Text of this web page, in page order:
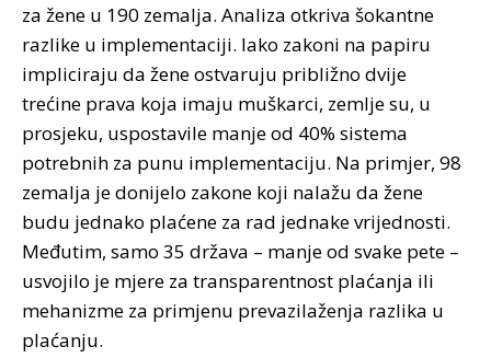
za žene u 190 zemalja. Analiza otkriva šokantne
razlike u implementaciji. Iako zakoni na papiru
impliciraju da žene ostvaruju približno dvije
trećine prava koja imaju muškarci, zemlje su, u
prosjeku, uspostavile manje od 40% sistema
potrebnih za punu implementaciju. Na primjer, 98
zemalja je donijelo zakone koji nalažu da žene
budu jednako plaćene za rad jednake vrijednosti.
Međutim, samo 35 država – manje od svake pete –
usvojilo je mjere za transparentnost plaćanja ili
mehanizme za primjenu prevazilaženja razlika u
plaćanju.